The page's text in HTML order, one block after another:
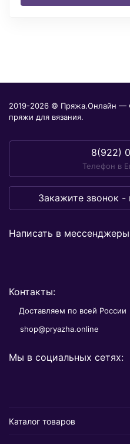
2019-2026 © Пряжа.Онлайн —
пряжи для вязания.
8(922)
Телефон в
Закажите звонок
Написать в
Контакты:
Доставляем по всей России
shop@pryazha.online
Мы в социальных сетях:
Каталог товаров